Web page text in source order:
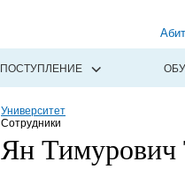
ПОСТУПЛЕНИЕ
Университет
Сотрудники
Ян Тимурович